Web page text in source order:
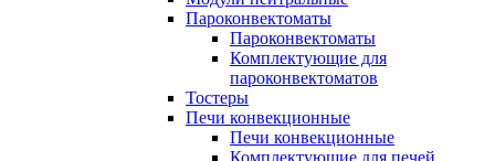
Пароконвектоматы
Пароконвектоматы
Комплектующие для
пароконвектоматов
Тостеры
Печи конвекционные
Печи конвекционные
Комплектующие для печей